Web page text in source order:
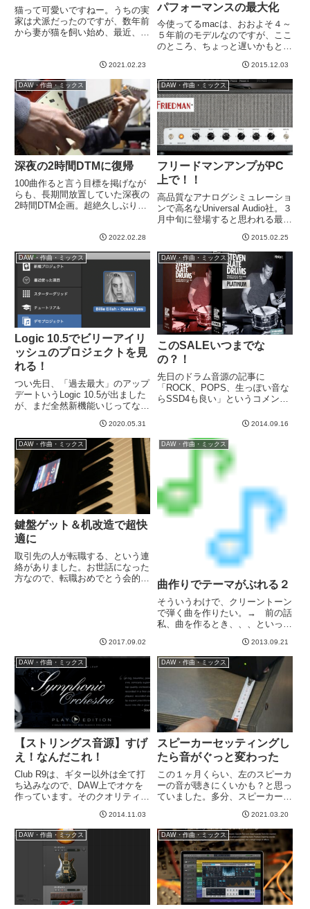
猫って可愛いですねー。うちの実
家は犬派だったのですが、数年前
から妻が猫を飼い始め、最近、家
ってます。犬とは違う可愛さがあ
りますね＾＾さて、深夜の２時間
DTMのお題は、「上の写真を
イ...
2021.02.23
パフォーマンスの最大化
今使ってるmacは、おおよそ４～
５年前のモデルなのですが、ここ
のところ、ちょっと遅いかもとか
日、、、Logicで、結構トラック
立ち上げてエフェクトいっぱいか
けたら再生できなくなったorzフ
リーズといって、リアルタイム...
2015.12.03
DAW・作曲・ミックス
深夜の2時間DTMに復帰
100曲作ると言う目標を掲げなが
らも、長期間放置していた深夜の
2時間DTM企画。超絶久しぶりに
ことで、可愛い感じで。これはギ
ターは使ってなくて、DAW上の
ソフトウェアシンセのみ使用...
2022.02.28
DAW・作曲・ミックス
フリードマンアンプがPC
上で！！
高品質なアナログシミュレーショ
ンで高名なUniversal Audio社。３
月中旬に登場すると思われる最新
ップデートになりそうです！まず
目玉の一つは、フリードマンが
UAD2上でモデリングされる事。
どうせBE1...
2015.02.25
DAW・作曲・ミックス
Logic 10.5でビリーアイリ
ッシュのプロジェクトを見
れる！
つい先日、「過去最大」のアップ
デートいうLogic 10.5が出ました
が、まだ全然新機能いじってない
か、、、と思って開いたらこんな
のが。「デモプロジェクト」とい
うタブがありますね。今までもあ
ったのかなあ？気づかな...
2020.05.31
DAW・作曲・ミックス
このSALEいつまでな
の？！
先日のドラム音源の記事に
「ROCK、POPS、生っぽい音な
らSSD4も良い」というコメント
Youtubeやホームページをチェッ
のは名前だけはなんかどっかで聞
いた事がありま...
2014.09.16
DAW・作曲・ミックス
鍵盤ゲット＆机改造で超快
適に
取引先の人が転職する、という連
絡がありました。お世話になった
方なので、転職おめでとう会的な
2017.09.02
DAW・作曲・ミックス
曲作りでテーマがぶれる２
そういうわけで、クリーントーン
で弾く曲を作りたい。→ 前の話
私、曲を作るとき、、、といって
０曲未満ですけど。多分、全９
曲。断片はいっぱいありますww
ともかく作曲の手順としては何個
かあって、１. なんとなく脳内
2013.09.21
DAW・作曲・ミックス
【ストリングス音源】すげ
え！なんだこれ！
Club R9は、ギター以外は全て打
ち込みなので、DAW上でオケを
作っています。そのクオリティを
なのがドラム。次にベースかな
あ、と思っています。この２つが
良い音がする音源をもってると、
いろんな事がごまかせる、そ...
2014.11.03
DAW・作曲・ミックス
スピーカーセッティングし
たら音がぐっと変わった
この１ヶ月くらい、左のスピーカ
ーの音が聴きにくいかも？と思っ
ていました。多分、スピーカーの
やりと思っていましたが、特に何
もしてませんでした。しかし、下
の動画を見て早速真似すること
に。同じやり方を見様見真似でや
っ...
2021.03.20
DAW・作曲・ミックス DAW・作曲・ミックス